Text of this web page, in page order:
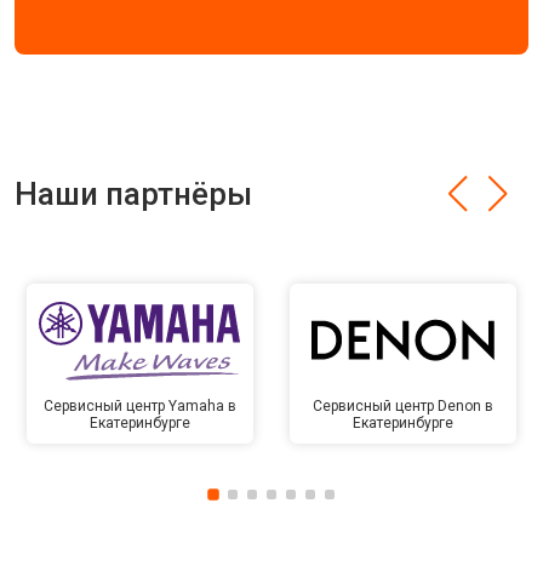
Наши партнёры
Сервисный центр Yamaha в
Екатеринбурге
Сервисный центр Denon в
Екатеринбурге